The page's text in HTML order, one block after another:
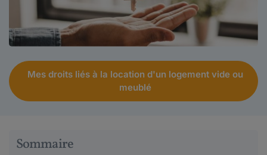
Mes droits liés à la location d'un logement vide ou
meublé
Sommaire